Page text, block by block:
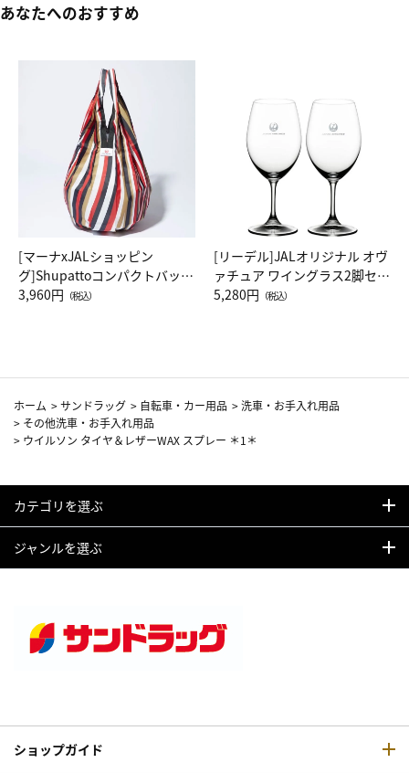
あなたへのおすすめ
[マーナxJALショッピン
グ]Shupattoコンパクトバッグ
Drop JAL客室乗務員（LC）ス
3,960円 （税込）
[リーデル]JALオリジナル オヴ
ァチュア ワイングラス2脚セッ
ト（レッドワイン）
5,280円 （税込）
ホーム >サンドラッグ > 自転車・カー用品 >洗車・お手入れ用品
> その他洗車・お手入れ用品
> ウイルソン タイヤ＆レザーWAX スプレー ＊1＊
カテゴリを選ぶ
ジャンルを選ぶ
ショップガイド